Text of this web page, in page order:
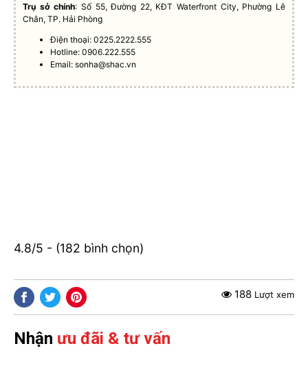
Trụ sở chính: Số 55, Đường 22, KĐT Waterfront City, Phường Lê
Chân, TP. Hải Phòng
Điện thoại: 0225.2222.555
Hotline: 0906.222.555
Email:sonha@shac.vn
4.8/5 - (182 bình chọn)
188 Lượt xem
Nhận ưu đãi & tư vấn